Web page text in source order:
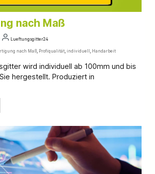
nach Maß
Lueftungsgitter24
nach Maß, Profiqualität, individuell , Handarbeit
wird individuell ab 100mm und bis
hergestellt. Produziert in